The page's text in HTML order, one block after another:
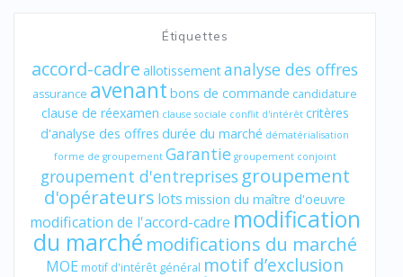
Étiquettes
accord-cadre allotissementanalyse des offres
assurance avenant bons de commande candidature
clause de réexamen clause sociale conflit d'intérêt critères
d'analyse des offres durée du marché dématérialisation
forme de groupement Garantie groupement conjoint
groupement d'entreprises groupement
d'opérateurs lots mission du maître d'oeuvre
modification de l'accord-cadre modification
du marché modifications du marché
MOE motif d'intérêt général motif d’exclusion